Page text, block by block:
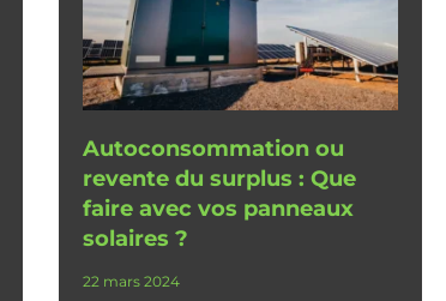
Autoconsommation ou
revente du surplus : Que
faire avec vos panneaux
solaires ?
22 mars 2024